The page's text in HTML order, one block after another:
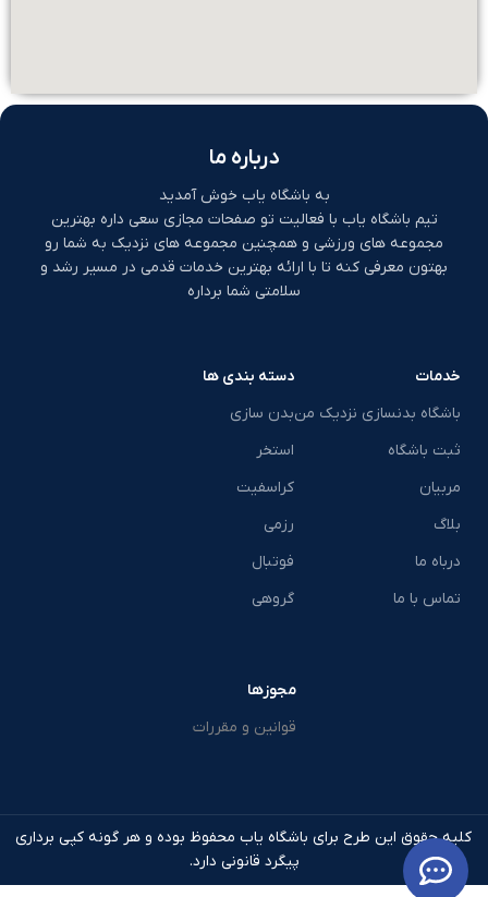
درباره ما
به باشگاه یاب خوش آمدید
تیم باشگاه یاب با فعالیت تو صفحات مجازی سعی داره بهترین
مجموعه های ورزشی و همچنین مجموعه های نزدیک به شما رو
بهتون معرفی کنه تا با ارائه بهترین خدمات قدمی در مسیر رشد و
سلامتی شما برداره
خدمات
باشگاه بدنسازی نزدیک من
ثبت باشگاه
مربیان
بلاگ
درباه ما
تماس با ما
دسته بندی ها
بدن سازی
استخر
کراسفیت
رزمی
فوتبال
گروهی
مجوزها
قوانین و مقررات
کلیه حقوق این طرح برای باشگاه یاب محفوظ بوده و هر گونه کپی برداری
پیگرد قانونی دارد.